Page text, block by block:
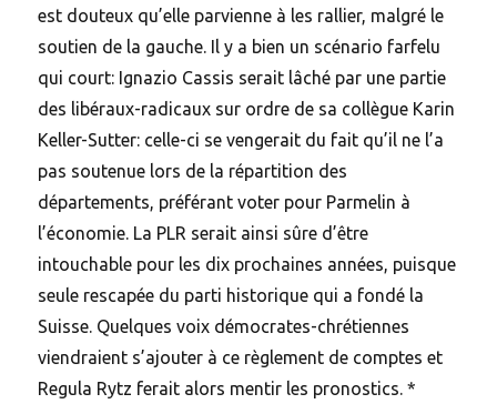
est douteux qu’elle parvienne à les rallier, malgré le
soutien de la gauche. Il y a bien un scénario farfelu
qui court: Ignazio Cassis serait lâché par une partie
des libéraux-radicaux sur ordre de sa collègue Karin
Keller-Sutter: celle-ci se vengerait du fait qu’il ne l’a
pas soutenue lors de la répartition des
départements, préférant voter pour Parmelin à
l’économie. La PLR serait ainsi sûre d’être
intouchable pour les dix prochaines années, puisque
seule rescapée du parti historique qui a fondé la
Suisse. Quelques voix démocrates-chrétiennes
viendraient s’ajouter à ce règlement de comptes et
Regula Rytz ferait alors mentir les pronostics. *